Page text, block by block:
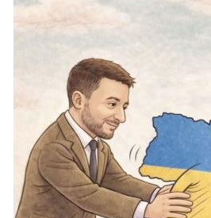
Недарма вже кілька днів блогери
популістський мем про «побиття
народом». . Цей тупий совок —
упливу. . Бо, як виявилось, хтось зі
антикорупційних розслідуван...